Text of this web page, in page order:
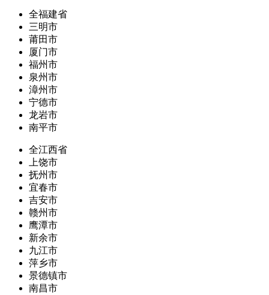
全福建省
三明市
莆田市
厦门市
福州市
泉州市
漳州市
宁德市
龙岩市
南平市
全江西省
上饶市
抚州市
宜春市
吉安市
赣州市
鹰潭市
新余市
九江市
萍乡市
景德镇市
南昌市